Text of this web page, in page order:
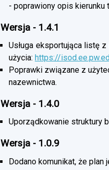
- poprawiony opis kierunku
Wersja - 1.4.1
Usługa eksportująca listę
użycia: https://
Poprawki związane z
nazewnictwa.
Wersja - 1.4.0
Uporządkowanie struktury
Wersja - 1.0.9
Dodano komunikat, że